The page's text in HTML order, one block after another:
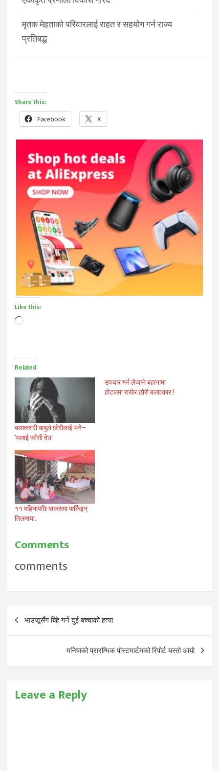
मृतक मेहताको परिवारलाई राहत र सहयोग गर्न राज्य
प्रतिबद्ध
Share this:
Facebook X
Like this:
Loading…
Related
बलात्कारी बाबुले छोरीलाई भने–
‘मलाई फाँसी देउ’
उपचार गर्न लैजाने बहानामा
होटलमा राखेर छोरी बलात्कार !
११ महिनापछि बाकसमा फर्किइन्
तिलमाया..
Comments
comments
Post
navigation
भाउजूसँग बिहे गर्न दुई बच्चाको हत्या
मनिषाको प्रारम्भिक पोस्टमार्टमको रिपोर्ट यस्तो आयो
Leave a Reply